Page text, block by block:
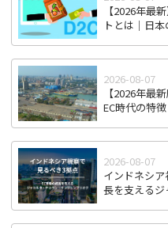
【2026年最
トとは｜日
2026-08-07
【2026年最
EC時代の特
2026-08-07
インドネシ
長を支える